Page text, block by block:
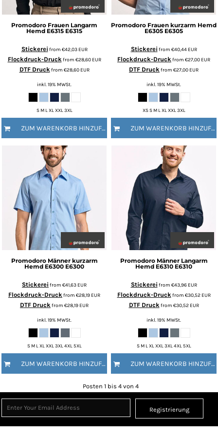
Promodoro Frauen Langarm
Hemd E6315 E6315
Stickerei from €42,03 EUR
Flockdruck-Druckfrom €28,60 EUR
DTF Druckfrom €28,60 EUR
inkl. 19% MWSt.
S M L XL XXL 3XL
ZUM WARENKORB HINZUFÜGEN
Promodoro Frauen kurzarm Hemd
E6305 E6305
Stickerei from €40,44 EUR
Flockdruck-Druckfrom €27,00 EUR
DTF Druckfrom €27,00 EUR
inkl. 19% MWSt.
XS S M L XL XXL 3XL
ZUM WARENKORB HINZUFÜGEN
Promodoro Männer kurzarm
Hemd E6300 E6300
Stickerei from €41,63 EUR
Flockdruck-Druckfrom €28,19 EUR
DTF Druckfrom €28,19 EUR
inkl. 19% MWSt.
S M L XL XXL 3XL 4XL 5XL
ZUM WARENKORB HINZUFÜGEN
Promodoro Männer Langarm
Hemd E6310 E6310
Stickerei from €43,96 EUR
Flockdruck-Druckfrom €30,52 EUR
DTF Druckfrom €30,52 EUR
inkl. 19% MWSt.
S M L XL XXL 3XL 4XL 5XL
ZUM WARENKORB HINZUFÜGEN
Posten 1 bis 4 von 4
Registrierung